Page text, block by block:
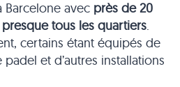
Barcelone avec près de 20
tous les quartiers.
certains étant équipés de
et d’autres installations